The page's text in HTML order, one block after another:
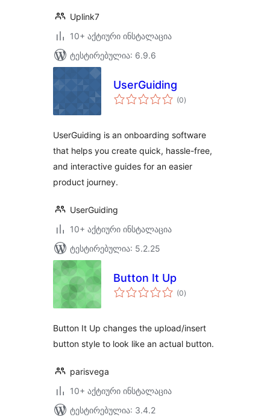
Uplink7
10+ აქტიური ინსტალაცია
ტესტირებულია: 6.9.6
UserGuiding
(0საერთო
რეიტინგი
)
UserGuiding is an onboarding software
that helps you create quick, hassle-free,
and interactive guides for an easier
product journey.
UserGuiding
10+ აქტიური ინსტალაცია
ტესტირებულია: 5.2.25
Button It Up
(0საერთო
რეიტინგი
)
Button It Up changes the upload/insert
button style to look like an actual button.
parisvega
10+ აქტიური ინსტალაცია
ტესტირებულია: 3.4.2